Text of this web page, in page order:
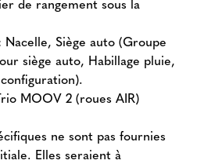
Siège auto (Groupe
siège auto, Habillage pluie,
MOOV 2 (roues AIR)
ne sont pas fournies
Elles seraient à